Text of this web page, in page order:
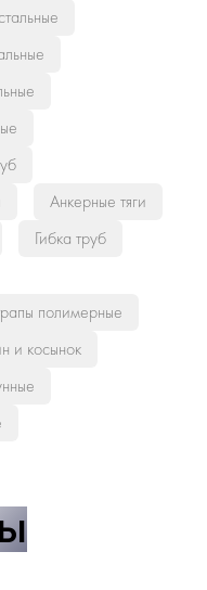
Анкерные тяги
Гибка труб
полимерные
и косынок